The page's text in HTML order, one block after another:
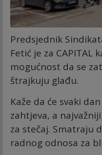
Predsjednik
Fetić je za CAPITAL
mogućnost da se
štrajkuju glađu.
Kaže da će svaki
zahtjeva, a
za stečaj. Smatraju
radnog odnosa za